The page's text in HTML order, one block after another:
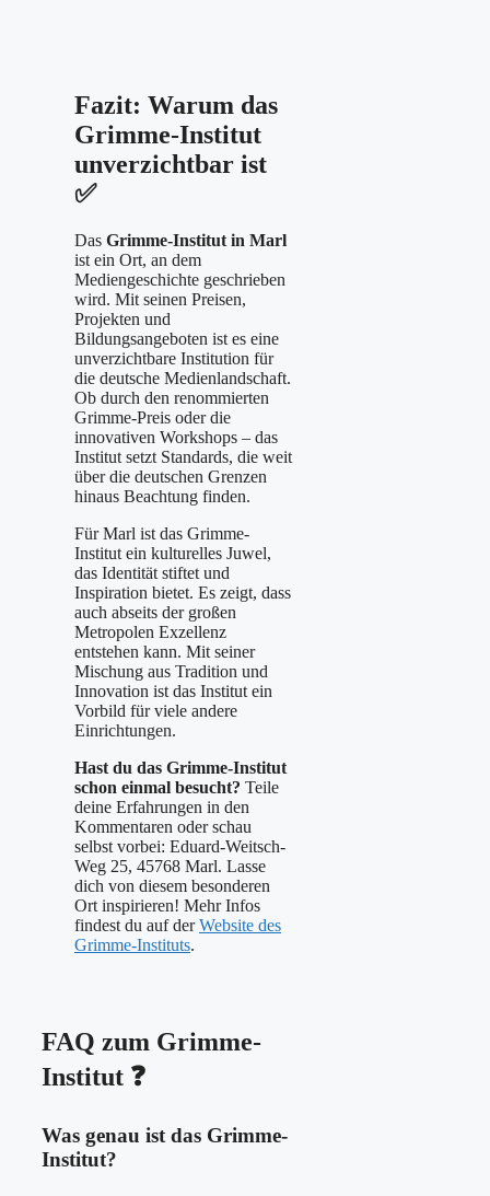
Fazit: Warum das
Grimme-Institut
unverzichtbar ist
✅
Das Grimme-Institut in Marl
ist ein Ort, an dem
Mediengeschichte geschrieben
wird. Mit seinen Preisen,
Projekten und
Bildungsangeboten ist es eine
unverzichtbare Institution für
die deutsche Medienlandschaft.
Ob durch den renommierten
Grimme-Preis oder die
innovativen Workshops – das
Institut setzt Standards, die weit
über die deutschen Grenzen
hinaus Beachtung finden.
Für Marl ist das Grimme-
Institut ein kulturelles Juwel,
das Identität stiftet und
Inspiration bietet. Es zeigt, dass
auch abseits der großen
Metropolen Exzellenz
entstehen kann. Mit seiner
Mischung aus Tradition und
Innovation ist das Institut ein
Vorbild für viele andere
Einrichtungen.
Hast du das Grimme-Institut
schon einmal besucht? Teile
deine Erfahrungen in den
Kommentaren oder schau
selbst vorbei: Eduard-Weitsch-
Weg 25, 45768 Marl. Lasse
dich von diesem besonderen
Ort inspirieren! Mehr Infos
findest du auf derWebsite des
Grimme-Instituts.
FAQ zum Grimme-
Institut ❓
Was genau ist das Grimme-
Institut?